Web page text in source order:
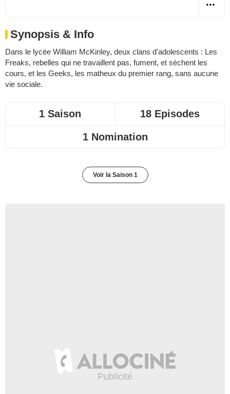
Synopsis & Info
Dans le lycée William McKinley, deux clans d'adolescents : Les
Freaks, rebelles qui ne travaillent pas, fument, et sèchent les
cours, et les Geeks, les matheux du premier rang, sans aucune
vie sociale.
1 Saison 18 Episodes
1 Nomination
Voir la Saison 1